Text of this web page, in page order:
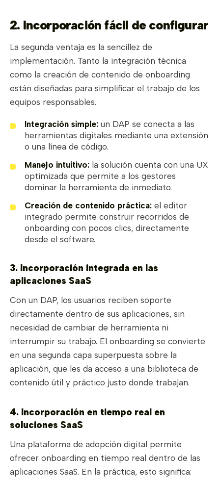
2. Incorporación fácil de configurar
La segunda ventaja es la sencillez de
implementación. Tanto la integración técnica
como la creación de contenido de onboarding
están diseñadas para simplificar el trabajo de los
equipos responsables.
Integración simple: un DAP se conecta a las
herramientas digitales mediante una extensión
o una línea de código.
Manejo intuitivo: la solución cuenta con una UX
optimizada que permite a los gestores
dominar la herramienta de inmediato.
Creación de contenido práctica: el editor
integrado permite construir recorridos de
onboarding con pocos clics, directamente
desde el software.
3. Incorporación integrada en las
aplicaciones SaaS
Con un DAP, los usuarios reciben soporte
directamente dentro de sus aplicaciones, sin
necesidad de cambiar de herramienta ni
interrumpir su trabajo. El onboarding se convierte
en una segunda capa superpuesta sobre la
aplicación, que les da acceso a una biblioteca de
contenido útil y práctico justo donde trabajan.
4. Incorporación en tiempo real en
soluciones SaaS
Una plataforma de adopción digital permite
ofrecer onboarding en tiempo real dentro de las
aplicaciones SaaS. En la práctica, esto significa: